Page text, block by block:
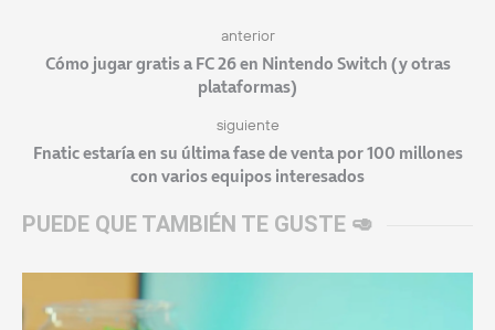
anterior
Cómo jugar gratis a FC 26 en Nintendo Switch (y otras
plataformas)
siguiente
Fnatic estaría en su última fase de venta por 100 millones
con varios equipos interesados
PUEDE QUE TAMBIÉN TE GUSTE 🥑